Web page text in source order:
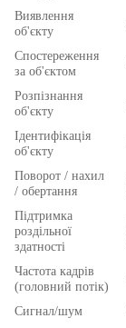
Виявлення
об'єкту
Спостереження
за об'єктом
Розпізнання
об'єкту
Ідентифікація
об'єкту
Поворот / нахил
/ обертання
Підтримка
роздільної
здатності
Частота кадрів
(головний потік)
Сигнал/шум